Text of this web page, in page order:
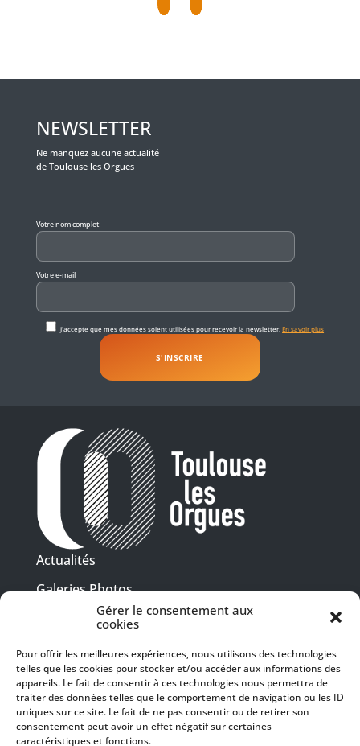
Gérer le consentement aux
cookies
Pour offrir les meilleures expériences, nous utilisons des technologies
telles que les cookies pour stocker et/ou accéder aux informations des
appareils. Le fait de consentir à ces technologies nous permettra de
traiter des données telles que le comportement de navigation ou les ID
uniques sur ce site. Le fait de ne pas consentir ou de retirer son
consentement peut avoir un effet négatif sur certaines
caractéristiques et fonctions.
NEWSLETTER
Ne manquez aucune actualité
de Toulouse les Orgues
Votre nom complet
Votre e-mail
J'accepte que mes données soient utilisées pour recevoir la newsletter.En savoir plus
Actualités
Galeries Photos
Vidéothèque
Presse
Billetterie
Recrutement
Mentions légales